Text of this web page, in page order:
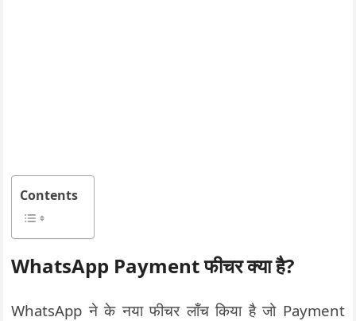
Contents
WhatsApp Paymentफीचर क्या है?
WhatsApp ने के नया फीचर लॉंच किया है जो Payment